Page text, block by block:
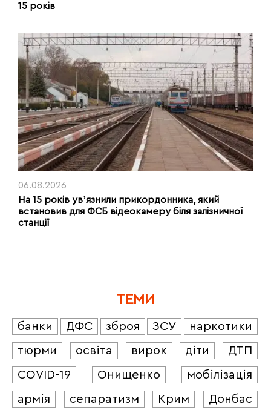
15 років
06.08.2026
На 15 років увʼязнили прикордонника, який
встановив для ФСБ відеокамеру біля залізничної
станції
ТЕМИ
банки ДФС зброя ЗСУ
наркотики
тюрми
освіта вирок діти
ДТП
COVID-19
Онищенко
мобілізація
армія
сепаратизм Крим
Донбас